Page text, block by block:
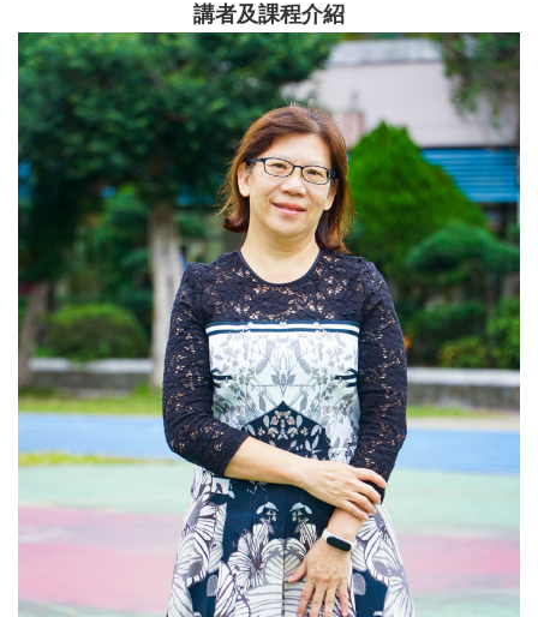
講者及課程介紹